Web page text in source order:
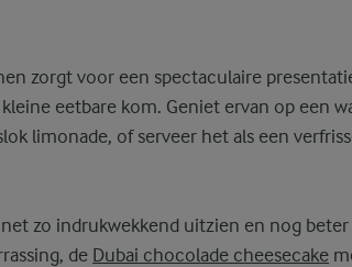
zorgt voor een spectaculaire
eetbare kom. Geniet ervan op een
limonade, of serveer het als een
zo indrukwekkend uitzien en nog beter
de Dubai chocolade cheesecake